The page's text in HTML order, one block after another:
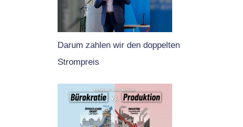
Darum zahlen wir den doppelten
Strompreis